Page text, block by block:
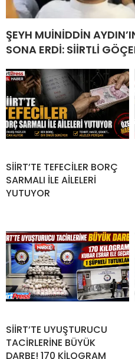
ŞEYH MUİNİDDİN
SONA ERDİ: SİİRTLİ
SİİRT’TE TEFECİLER BORÇ
SARMALI İLE AİLELERİ
YUTUYOR
SİİRT’TE UYUŞTURUCU
TACİRLERİNE BÜYÜK
DARBE! 170 KİLOGRAM